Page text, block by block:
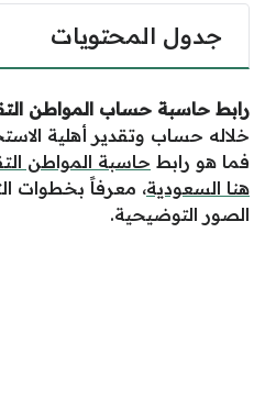
جدول المحتويات
رابط حاسبة حساب المواطن
خلاله حساب وتقدير أهلية
فما هو رابط حاسبة المواطن
هنا السعودية، معرفاً بخطوات
الصور التوضيحية.